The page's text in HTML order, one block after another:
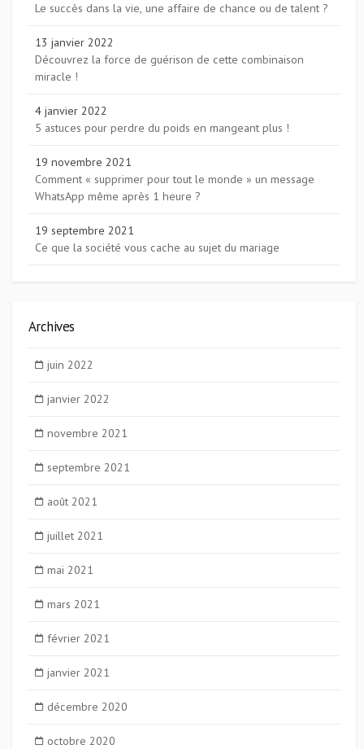
Le succès dans la vie, une affaire de chance ou de talent ?
13 janvier 2022
Découvrez la force de guérison de cette combinaison
miracle !
4 janvier 2022
5 astuces pour perdre du poids en mangeant plus !
19 novembre 2021
Comment « supprimer pour tout le monde » un message
WhatsApp même après 1 heure ?
19 septembre 2021
Ce que la société vous cache au sujet du mariage
Archives
juin 2022
janvier 2022
novembre 2021
septembre 2021
août 2021
juillet 2021
mai 2021
mars 2021
février 2021
janvier 2021
décembre 2020
octobre 2020